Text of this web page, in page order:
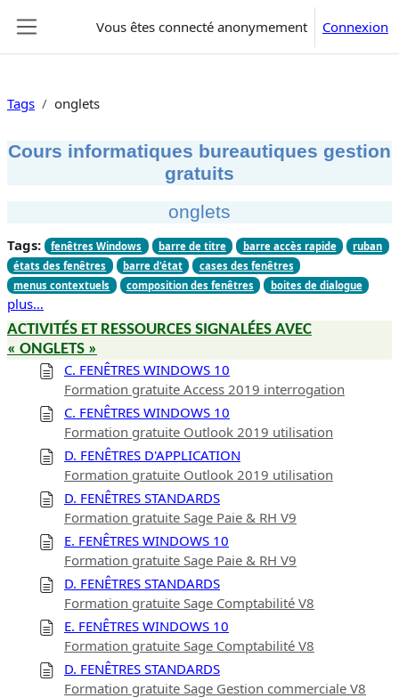
Vous êtes connecté anonymement Connexion
Tags onglets
Cours informatiques bureautiques gestion
gratuits
onglets
Tags: fenêtres Windows barre de titre barre accès rapide
ruban
états des fenêtres
barre d'état
cases des fenêtres
menus contextuels
composition des fenêtres boites de dialogue
plus…
ACTIVITÉS ET RESSOURCES SIGNALÉES AVEC
« ONGLETS »
C. FENÊTRES WINDOWS 10
Formation gratuite Access 2019 interrogation
C. FENÊTRES WINDOWS 10
Formation gratuite Outlook 2019 utilisation
D. FENÊTRES D'APPLICATION
Formation gratuite Outlook 2019 utilisation
D. FENÊTRES STANDARDS
Formation gratuite Sage Paie & RH V9
E. FENÊTRES WINDOWS 10
Formation gratuite Sage Paie & RH V9
D. FENÊTRES STANDARDS
Formation gratuite Sage Comptabilité V8
E. FENÊTRES WINDOWS 10
Formation gratuite Sage Comptabilité V8
D. FENÊTRES STANDARDS
Formation gratuite Sage Gestion commerciale V8